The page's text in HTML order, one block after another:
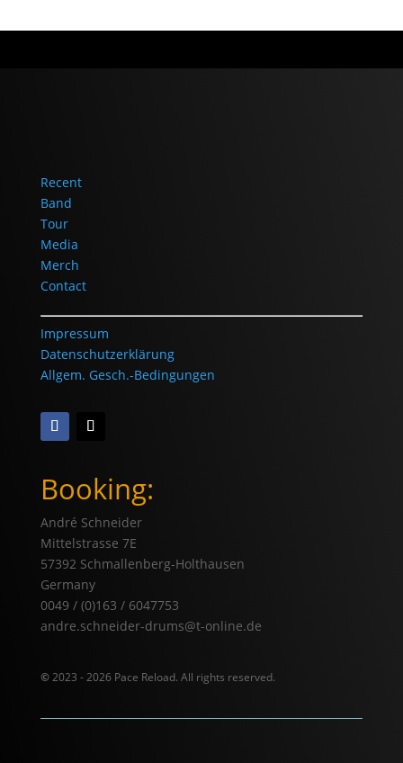
Recent
Band
Tour
Media
Merch
Contact
Impressum
Datenschutzerklärung
Allgem. Gesch.-Bedingungen
Booking:
André Schneider
Mittelstrasse 7E
57392 Schmallenberg-Holthausen
Germany
0049 / (0)163 / 6047753
andre.schneider-drums@t-online.de
©2023 - 2026 Pace Reload. All rights reserved.